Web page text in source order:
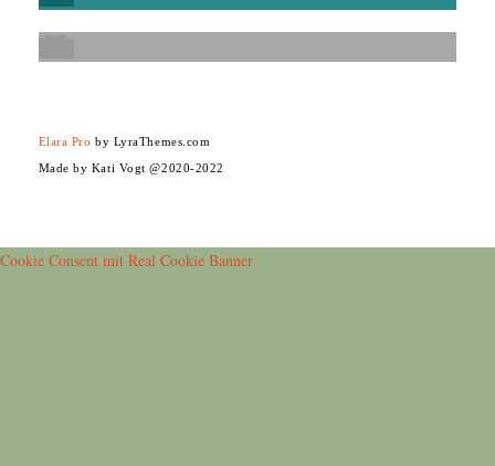
Elara Pro by LyraThemes.com
Made by Kati Vogt @2020-2022
Cookie Consent mit Real Cookie Banner